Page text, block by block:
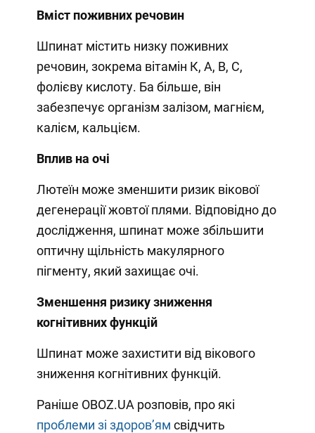
Вміст поживних речовин
Шпинат містить низку поживних
речовин, зокрема вітамін К, А, В, С,
фолієву кислоту. Ба більше, він
забезпечує організм залізом, магнієм,
калієм, кальцієм.
Вплив на очі
Лютеїн може зменшити ризик вікової
дегенерації жовтої плями. Відповідно до
дослідження, шпинат може збільшити
оптичну щільність макулярного
пігменту, який захищає очі.
Зменшення ризику зниження
когнітивних функцій
Шпинат може захистити від вікового
зниження когнітивних функцій.
Раніше OBOZ.UA розповів, про які
проблеми зі здоровʼям свідчить